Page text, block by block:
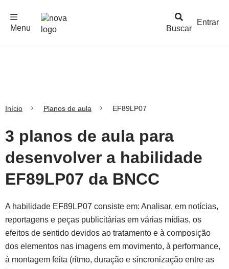
Buscar
Menu
Entrar
Início Planos de aula EF89LP07
3 planos de aula para
desenvolver a habilidade
EF89LP07 da BNCC
A habilidade EF89LP07 consiste em: Analisar, em notícias,
reportagens e peças publicitárias em várias mídias, os
efeitos de sentido devidos ao tratamento e à composição
dos elementos nas imagens em movimento, à performance,
à montagem feita (ritmo, duração e sincronização entre as